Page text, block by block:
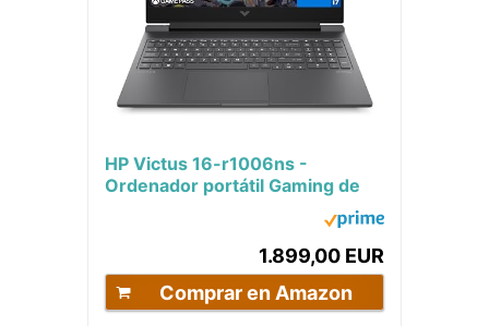
HP Victus 16-r1006ns -
Ordenador portátil Gaming de
16.1" (Intel Core i7-14700HX,
1.899,00 EUR
Comprar en Amazon